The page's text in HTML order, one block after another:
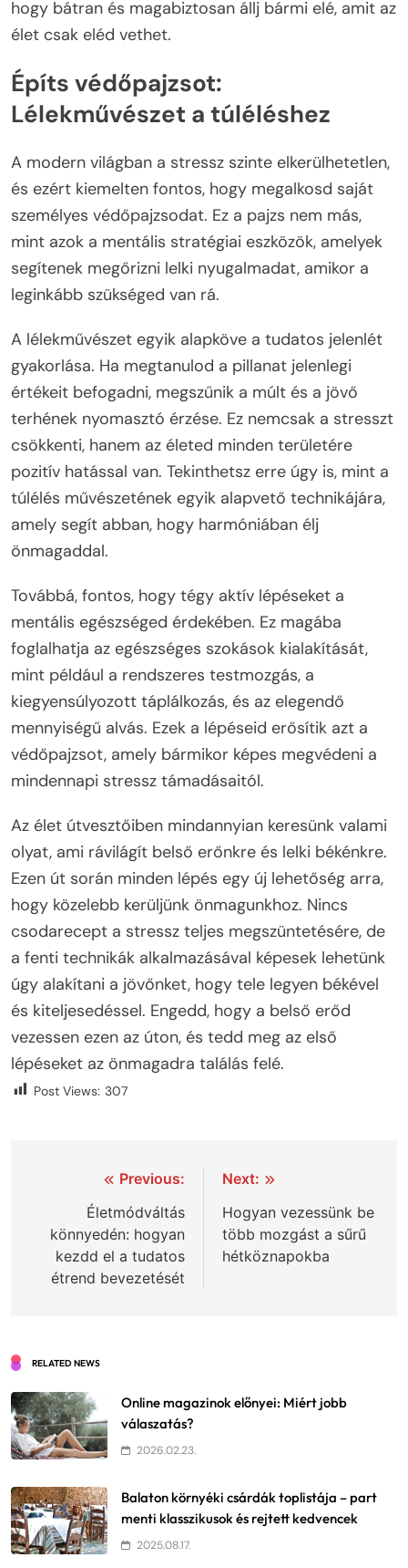
hogy bátran és magabiztosan állj bármi elé, amit az
élet csak eléd vethet.
Építs védőpajzsot:
Lélekművészet a túléléshez
A modern világban a stressz szinte elkerülhetetlen,
és ezért kiemelten fontos, hogy megalkosd saját
személyes védőpajzsodat. Ez a pajzs nem más,
mint azok a mentális stratégiai eszközök, amelyek
segítenek megőrizni lelki nyugalmadat, amikor a
leginkább szükséged van rá.
A lélekművészet egyik alapköve a tudatos jelenlét
gyakorlása. Ha megtanulod a pillanat jelenlegi
értékeit befogadni, megszűnik a múlt és a jövő
terhének nyomasztó érzése. Ez nemcsak a stresszt
csökkenti, hanem az életed minden területére
pozitív hatással van. Tekinthetsz erre úgy is, mint a
túlélés művészetének egyik alapvető technikájára,
amely segít abban, hogy harmóniában élj
önmagaddal.
Továbbá, fontos, hogy tégy aktív lépéseket a
mentális egészséged érdekében. Ez magába
foglalhatja az egészséges szokások kialakítását,
mint például a rendszeres testmozgás, a
kiegyensúlyozott táplálkozás, és az elegendő
mennyiségű alvás. Ezek a lépéseid erősítik azt a
védőpajzsot, amely bármikor képes megvédeni a
mindennapi stressz támadásaitól.
Az élet útvesztőiben mindannyian keresünk valami
olyat, ami rávilágít belső erőnkre és lelki békénkre.
Ezen út során minden lépés egy új lehetőség arra,
hogy közelebb kerüljünk önmagunkhoz. Nincs
csodarecept a stressz teljes megszüntetésére, de
a fenti technikák alkalmazásával képesek lehetünk
úgy alakítani a jövőnket, hogy tele legyen békével
és kiteljesedéssel. Engedd, hogy a belső erőd
vezessen ezen az úton, és tedd meg az első
lépéseket az önmagadra találás felé.
Post Views: 307
Bejegyzés
navigáció
Previous:
Életmódváltás
könnyedén: hogyan
kezdd el a tudatos
étrend bevezetését
Next:
Hogyan vezessünk be
több mozgást a sűrű
hétköznapokba
RELATED NEWS
Online magazinok előnyei: Miért jobb
válaszatás?
2026.02.23.
Balaton környéki csárdák toplistája – part
menti klasszikusok és rejtett kedvencek
2025.08.17.